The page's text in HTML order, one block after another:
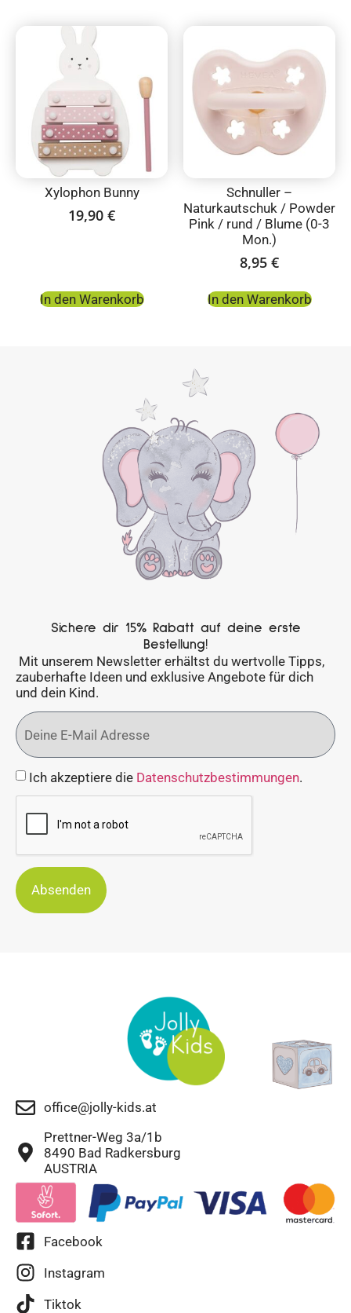
Xylophon Bunny
19,90 €
In den Warenkorb
Schnuller –
Naturkautschuk / Powder
Pink / rund / Blume (0-3
Mon.)
8,95 €
In den Warenkorb
Sichere dir 15% Rabatt auf deine erste
Bestellung!
Mit unserem Newsletter erhältst du wertvolle Tipps,
zauberhafte Ideen und exklusive Angebote für dich
und dein Kind.
Ich akzeptiere die Datenschutzbestimmungen.
Absenden
office@jolly-kids.at
Prettner-Weg 3a/1b
8490 Bad Radkersburg
AUSTRIA
Facebook
Instagram
Tiktok